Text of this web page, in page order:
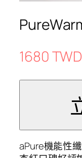
1680 TWD
aPure機能性